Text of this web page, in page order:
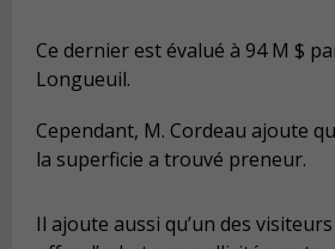
Ce dernier est évalué à 94 M $
Longueuil.
Cependant, M. Cordeau ajoute
la superficie a trouvé preneur.
Il ajoute aussi qu’un des